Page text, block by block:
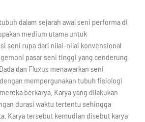
dalam sejarah awal seni performa di
medium utama untuk
seni rupa dari nilai-nilai konvensional
pasar seni tinggi yang cenderung
dan Fluxus menawarkan seni
mempergunakan tubuh fisiologi
berkarya. Karya yang dilakukan
durasi waktu tertentu sehingga
Karya tersebut kemudian disebut karya